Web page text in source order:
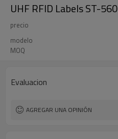
UHF RFID Labels ST-560
precio
modelo
MOQ
Evaluacion
AGREGAR UNA OPINIÓN